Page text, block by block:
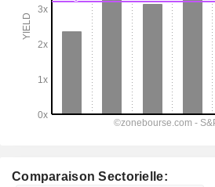
Comparaison Sectorielle: